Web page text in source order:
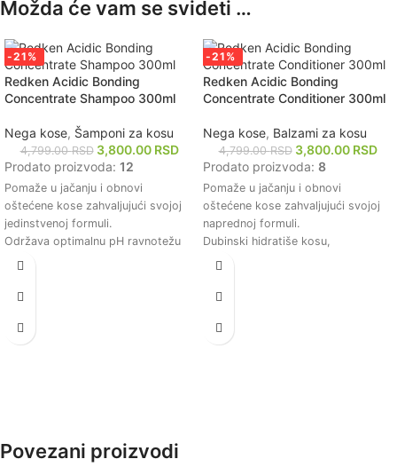
Možda će vam se svideti …
-21%
Redken Acidic Bonding
Concentrate Shampoo 300ml
Nega kose, Šamponi za kosu
4,799.00RSD 3,800.00 RSD
Prodato proizvoda: 12
Pomaže u jačanju i obnovi
oštećene kose zahvaljujući svojoj
jedinstvenoj formuli.
Održava optimalnu pH ravnotežu
vlasišta, čime se smanjuje lomljenje
Dubinski hidrira kosu, ostavljajući
pranja.
-21%
Redken Acidic Bonding
Concentrate Conditioner 300ml
Nega kose, Balzami za kosu
4,799.00RSD 3,800.00 RSD
Prodato proizvoda: 8
Pomaže u jačanju i obnovi
oštećene kose zahvaljujući svojoj
naprednoj formuli.
Dubinski hidratiše kosu,
ostavljajući je mekom i glatkom na
Štiti kosu od daljih oštećenja
oblikovanjem i spoljnim faktorima.
Povezani proizvodi